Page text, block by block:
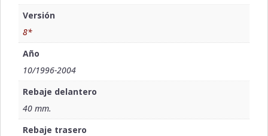
Versión
8*
Año
10/1996-2004
Rebaje delantero
40 mm.
Rebaje trasero